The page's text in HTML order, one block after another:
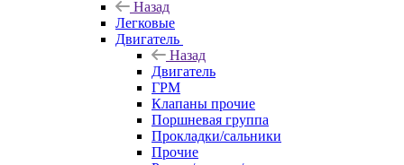
Назад
Легковые
Двигатель
Назад
Двигатель
ГРМ
Клапаны прочие
Поршневая группа
Прокладки/сальники
Прочие